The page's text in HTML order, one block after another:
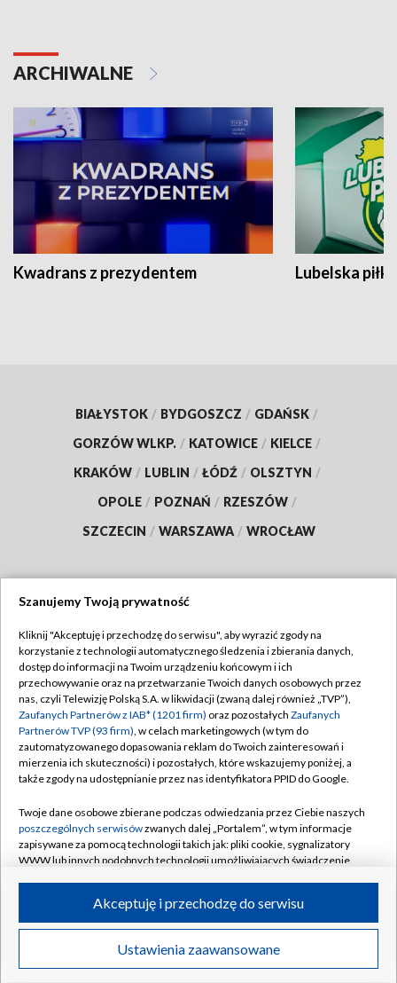
ARCHIWALNE
Kwadrans z prezydentem Lubelska piłka
BIAŁYSTOK / BYDGOSZCZ / GDAŃSK /
GORZÓW WLKP. / KATOWICE / KIELCE /
KRAKÓW / LUBLIN / ŁÓDŹ / OLSZTYN /
OPOLE / POZNAŃ / RZESZÓW /
SZCZECIN / WARSZAWA / WROCŁAW
TVP
Abonament TVP
Emisja w TVP
Centrum informacji TVP
Naziemna Telewizja Cyfrowa
Rada Programowa
System NOS
Informacje o nadawcy
Program dla prasy
Ogłoszenie przetargowe
Regulamin TVP
Polityka prywatności
Moje zgody
Pomoc
Kontakt
Kanały
©2026 Telewizja Polska S.A. w likwidacji
Szanujemy Twoją prywatność
Kliknij "Akceptuję i przechodzę do serwisu", aby wyrazić zgody na
korzystanie z technologii automatycznego śledzenia i zbierania danych,
dostęp do informacji na Twoim urządzeniu końcowym i ich
przechowywanie oraz na przetwarzanie Twoich danych osobowych przez
nas, czyli Telewizję Polską S.A. w likwidacji (zwaną dalej również „TVP”),
Zaufanych Partnerów z IAB* (1201 firm) oraz pozostałych Zaufanych
Partnerów TVP (93 firm), w celach marketingowych (w tym do
zautomatyzowanego dopasowania reklam do Twoich zainteresowań i
mierzenia ich skuteczności) i pozostałych, które wskazujemy poniżej, a
także zgody na udostępnianie przez nas identyfikatora PPID do Google.
Twoje dane osobowe zbierane podczas odwiedzania przez Ciebie naszych
poszczególnych serwisówzwanych dalej „Portalem”, w tym informacje
zapisywane za pomocą technologii takich jak: pliki cookie, sygnalizatory
WWW lub innych podobnych technologii umożliwiających świadczenie
ruchu w Internecie.
Twoje dane osobowe zbierane podczas odwiedzania przez Ciebie
poszczególnych serwisówna Portalu, takie jak adresy IP, identyfikatory
Ustawienia zaawansowane
Akceptuję i przechodzę do serwisu